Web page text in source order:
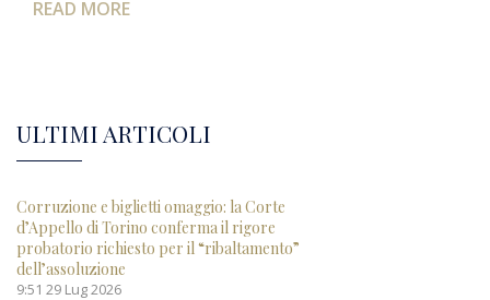
READ MORE
ULTIMI ARTICOLI
Corruzione e biglietti omaggio: la Corte
d’Appello di Torino conferma il rigore
probatorio richiesto per il “ribaltamento”
dell’assoluzione
9:51 29 Lug 2026